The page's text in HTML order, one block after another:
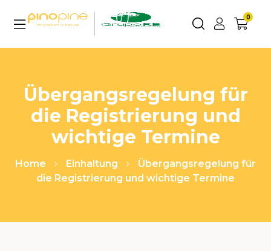
0
Übergangsregelung für
die Registrierung und
wichtige Termine
Home Einhaltung
Übergangsregelung für
die Registrierung und wichtige Termine